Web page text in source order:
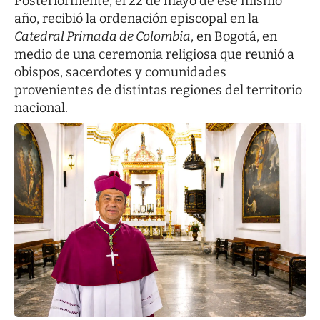
año, recibió la ordenación episcopal en la
Catedral Primada de Colombia, en Bogotá, en
medio de una ceremonia religiosa que reunió a
obispos, sacerdotes y comunidades
provenientes de distintas regiones del territorio
nacional.